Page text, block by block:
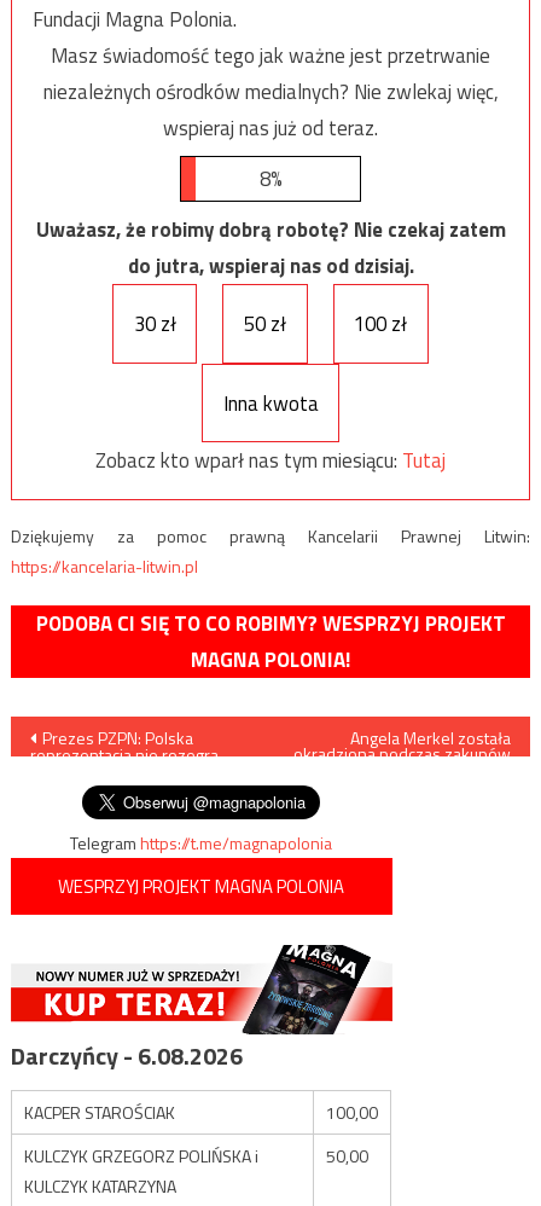
Fundacji Magna Polonia.
Masz świadomość tego jak ważne jest przetrwanie
niezależnych ośrodków medialnych? Nie zwlekaj więc,
wspieraj nas już od teraz.
8%
Uważasz, że robimy dobrą robotę? Nie czekaj zatem
do jutra, wspieraj nas od dzisiaj.
30 zł
50 zł 100 zł
Inna kwota
Zobacz kto wparł nas tym miesiącu: Tutaj
Dziękujemy za pomoc prawną Kancelarii Prawnej Litwin:
https://kancelaria-litwin.pl
PODOBA CI SIĘ TO CO ROBIMY? WESPRZYJ PROJEKT
MAGNA POLONIA!
Nawigacja
wpisu
Prezes PZPN: Polska
reprezentacja nie rozegra
Angela Merkel została
okradziona podczas zakupów
Telegramhttps://t.me/magnapolonia
WESPRZYJ PROJEKT MAGNA POLONIA
Darczyńcy - 6.08.2026
KACPER STAROŚCIAK
100,00
KULCZYK GRZEGORZ POLIŃSKA i
KULCZYK KATARZYNA
50,00